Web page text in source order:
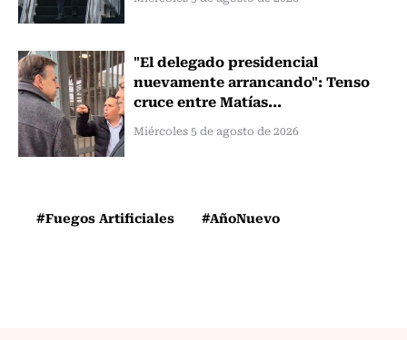
"El delegado presidencial
nuevamente arrancando": Tenso
cruce entre Matías...
Miércoles 5 de agosto de 2026
#Fuegos Artificiales #AñoNuevo